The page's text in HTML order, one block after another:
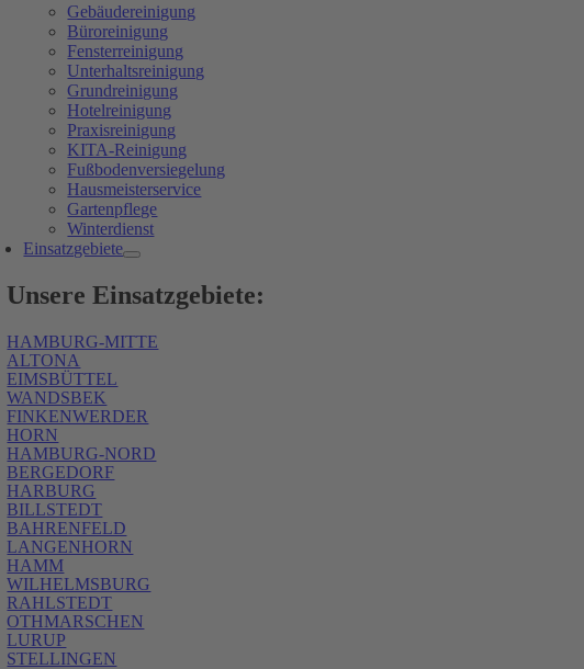
Gebäudereinigung
Büroreinigung
Fensterreinigung
Unterhaltsreinigung
Grundreinigung
Hotelreinigung
Praxisreinigung
KITA-Reinigung
Fußbodenversiegelung
Hausmeisterservice
Gartenpflege
Winterdienst
Einsatzgebiete
Unsere Einsatzgebiete:
HAMBURG-MITTE
ALTONA
EIMSBÜTTEL
WANDSBEK
FINKENWERDER
HORN
HAMBURG-NORD
BERGEDORF
HARBURG
BILLSTEDT
BAHRENFELD
LANGENHORN
HAMM
WILHELMSBURG
RAHLSTEDT
OTHMARSCHEN
LURUP
STELLINGEN